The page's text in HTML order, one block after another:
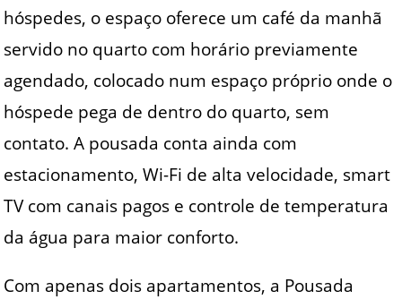
hóspedes, o espaço oferece um café da manhã
servido no quarto com horário previamente
agendado, colocado num espaço próprio onde o
hóspede pega de dentro do quarto, sem
contato. A pousada conta ainda com
estacionamento, Wi-Fi de alta velocidade, smart
TV com canais pagos e controle de temperatura
da água para maior conforto.
Com apenas dois apartamentos, a Pousada